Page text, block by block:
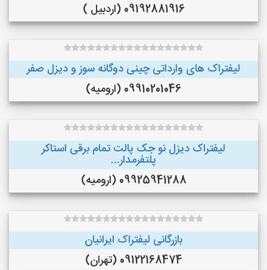
09192881916 (اردبیل )
لیفتراک های وارداتی چینی دوگانه سوز و دیزل صفر
09910201046 (ارومیه)
لیفتراک دیزل نو جک پالت تمام برقی استاکر
پلتفرمدار...
09925941288 (ارومیه)
بازرگانی لیفتراک ایرانیان
09122168474 (تهران)